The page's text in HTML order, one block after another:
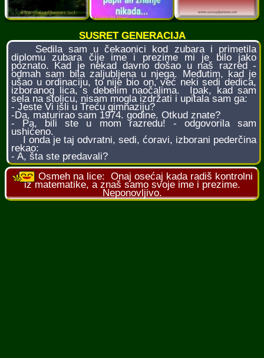
SUSRET GENERACIJA
Sedila sam u čekaonici kod zubara i primetila
diplomu zubara čije ime i prezime mi je bilo jako
poznato. Kad je nekad davno došao u naš razred -
odmah sam bila zaljubljena u njega. Međutim, kad je
ušao u ordinaciju, to nije bio on, već neki sedi dedica,
izboranog lica, s debelim naočalima. Ipak, kad sam
sela na stolicu, nisam mogla izdržati i upitala sam ga:
- Jeste Vi išli u Treću gimnaziju?
-Da, maturirao sam 1974. godine. Otkud znate?
- Pa, bili ste u mom razredu! - odgovorila sam
ushićeno.
I onda je taj odvratni, sedi, ćoravi, izborani pederčina
rekao:
- A, šta ste predavali?
Osmeh na lice: Onaj osećaj kada radiš kontrolni
iz matematike, a znaš samo svoje ime i prezime.
Neponovljivo.